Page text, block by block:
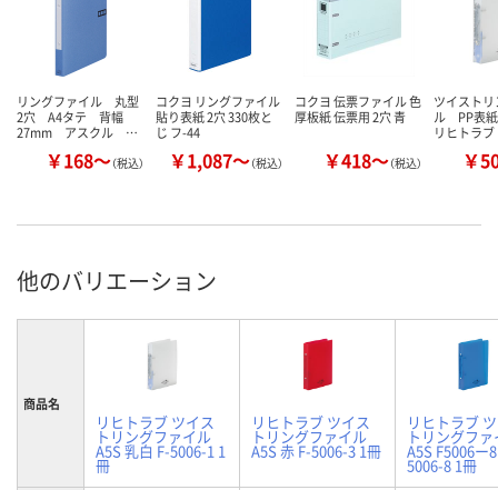
リングファイル 丸型
2穴 A4タテ 背幅
27mm アスクル …
￥168～（税込）
コクヨ リングファイル
貼り表紙 2穴 330枚と
じ フ-44
￥1,087～（税込）
コクヨ 伝票ファイル 色
厚板紙 伝票用 2穴 青
￥418～（税込）
ツイスト
ル PP表
リヒトラブ
￥
他のバリエーション
商品名
リヒトラブ ツイス
トリングファイル
A5S 乳白 F-5006-1 1
冊
リヒトラブ ツイス
トリングファイル
A5S 赤 F-5006-3 1冊
リヒトラブ
トリングフ
A5S F5006ー
5006-8 1冊